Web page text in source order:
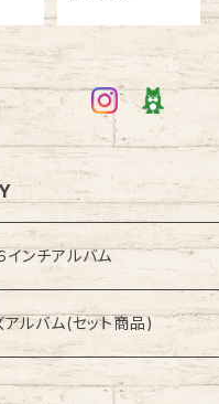
インチアルバム
アルバム(セット商品)